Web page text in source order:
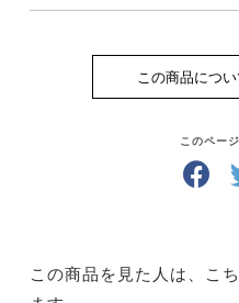
たとえば4回のレッスン
（1時間10,000円程度）
そうして馬と仲良くなっ
どんな風にして遊びまし
馬と過ごす時間が楽しく
をサポートします！
この商品につ
このペー
この商品を見た人は、こ